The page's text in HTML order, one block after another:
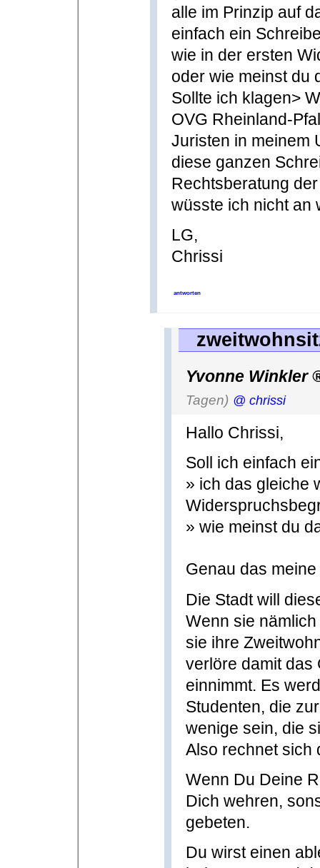
alle im Prinzip auf
einfach ein
wie in der ersten
oder wie meinst du
Sollte ich klagen>
OVG Rheinland-
Juristen in meinem
diese ganzen
Rechtsberatung
wüsste ich nicht an
LG,
Chrissi
antworten
Yvonne Winkler
Tagen) @ chrissi
Hallo Chrissi,
Soll ich einfach
» ich das gleiche
» wie meinst du
Genau das
Die Stadt will
Wenn sie
sie ihre
verlöre damit das
einnimmt. Es
Studenten, die
wenige sein, die
Also rechnet sich
Wenn Du Deine
Dich wehren,
gebeten.
Du wirst einen